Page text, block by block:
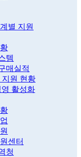
별 지원
템
매실적
지원 현황
영 활성화
센터
청